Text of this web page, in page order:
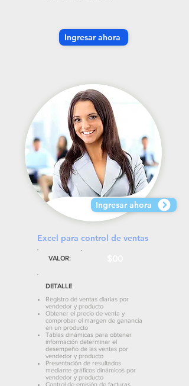
Ingresar ahora
Excel para control de ventas
VALOR:
DETALLE
Registro de ventas diarias por
vendedor y producto
Obtener el precio de venta y
comprobar el margen de ganancia
en un producto
Tablas dinámicas para obtener
información determinar el
desempeño de las ventas por
vendedor y producto
Presentación de resultados
mediante gráficos dinámicos por
vendedor y producto
Control de emisión de facturas
Ingresar ahora